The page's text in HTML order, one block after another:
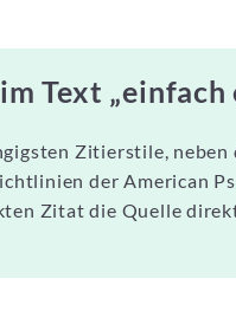
Text
Zitierstile,
der American
Zitat die Quelle